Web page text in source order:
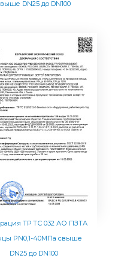
DN25 до DN100
ТР ТС 032 АО ПЗТА
PN0,1-40МПа свыше
DN25 до DN100